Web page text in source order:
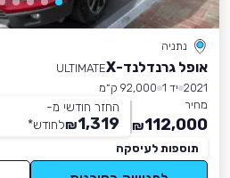
נתניה
אופל גרנדלנד-X
ULTIMATE
2021 יד 1
92,000 ק״מ
מחיר
112,000
₪
החזר חודשי מ-
1,319
₪לחודש*
תוספות לעיסקה